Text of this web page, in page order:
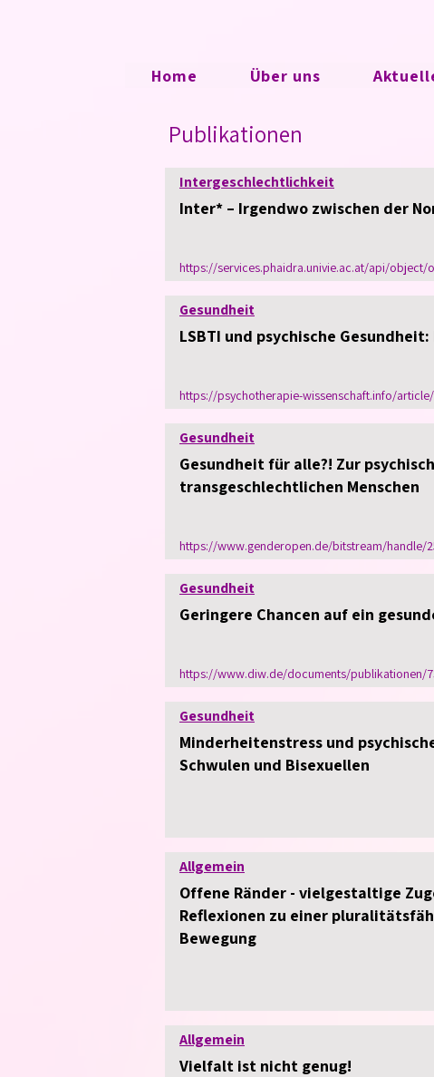
Home Über uns
Publikationen
Intergeschlechtlichkeit
Inter* – Irgendwo zwischen der
https://services.phaidra.univie.ac.at/api/object/
Gesundheit
LSBTI und psychische
https://psychotherapie-wissenschaft.info/
Gesundheit
Gesundheit für alle?! Zur
transgeschlechtlichen Menschen
https://www.genderopen.de/bitstream/handle/
Gesundheit
Geringere Chancen auf ein
https://www.diw.de/documents/publikationen/
Gesundheit
Minderheitenstress und
Schwulen und Bisexuellen
Allgemein
Offene Ränder - vielgestaltige
Reflexionen zu einer
Bewegung
Allgemein
Vielfalt ist nicht genug!